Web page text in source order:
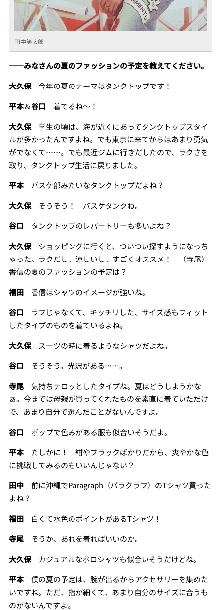
田中笑太郎
――みなさんの夏のファッションの予定を教えてください。
大久保今年の夏のテーマはタンクトップです！
平本＆谷口 着てるね～！
大久保学生の頃は、海が近くにあってタンクトップスタイ
ルが多かったんですよね。でも東京に来てからはあまり勇気
がでなくて……。でも最近ジムに行きだしたので、ラクさを
取り、タンクトップ生活に戻りました。
平本バスケ部みたいなタンクトップだよね？
大久保そうそう！ バスケタンクね。
谷口 タンクトップのレパートリーも多いよね？
大久保ショッピングに行くと、ついつい探すようになっち
ゃった。ラクだし、涼しいし、すごくオススメ！ （寺尾）
香信の夏のファッションの予定は？
福田香信はシャツのイメージが強いね。
谷口 ラフじゃなくて、キッチリした、サイズ感もフィット
したタイプのものを着ているよね。
大久保スーツの時に着るようなシャツだよね。
谷口 そうそう。光沢がある……。
寺尾気持ちテロッとしたタイプね。夏はどうしようかな
ぁ。今までは母親が買ってくれたものを素直に着ていただけ
で、あまり自分で選んだことがないんですよ。
谷口 ポップで色みがある服も似合いそうだよ。
平本たしかに！ 紺やブラックばかりだから、爽やかな色
に挑戦してみるのもいいんじゃない？
田中前に沖縄でParagraph（パラグラフ）のTシャツ買った
よね？
福田白くて水色のポイントがあるTシャツ！
寺尾そうか、あれを着ればいいのか。
大久保カジュアルなポロシャツも似合いそうだけどね。
平本僕の夏の予定は、腕が出るからアクセサリーを集めた
いですね。ただ、指が細くて、あまり自分のサイズに合うも
のがないんですよ。